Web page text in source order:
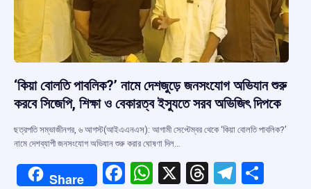
‘কিয়া বোলতি পাবলিক?’ নামে দেশজুড়ে জনসংযোগ অভিযান শুরু
করবে সিজেপি, শিক্ষা ও বেকারত্ব ইস্যুতে সরব অভিজিৎ দিপকে
ছত্রপতি সম্ভাজীনগর, ৬ আগস্ট(আইএএনএস): আগামী সেপ্টেম্বর থেকে ‘কিয়া বোলতি পাবলিক?’
নামে দেশব্যাপী জনসংযোগ অভিযান শুরু করার ঘোষণা দিল…
Share
F
W X
T
T